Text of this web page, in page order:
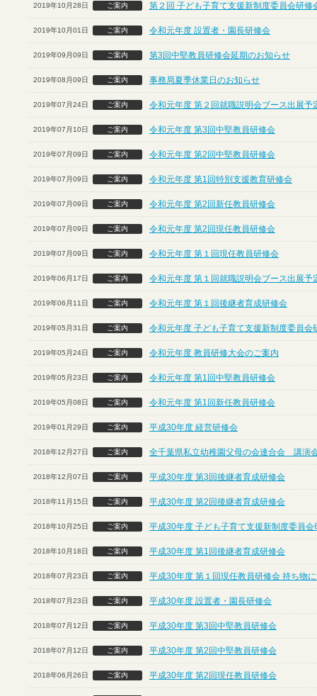
2019年10月28日 ご案内 第２回 子ども子育て支援新制度委員会研修
2019年10月01日 ご案内 令和元年度 設置者・園長研修会
2019年09月09日 ご案内 第3回中堅教員研修会延期のお知らせ
2019年08月09日 ご案内 事務局夏季休業日のお知らせ
2019年07月24日 ご案内 令和元年度 第２回就職説明会ブース出展
2019年07月10日 ご案内 令和元年度 第3回中堅教員研修会
2019年07月09日 ご案内 令和元年度 第2回中堅教員研修会
2019年07月09日 ご案内 令和元年度 第1回特別支援教育研修会
2019年07月09日 ご案内 令和元年度 第2回新任教員研修会
2019年07月09日 ご案内 令和元年度 第2回現任教員研修会
2019年07月09日 ご案内 令和元年度 第１回現任教員研修会
2019年06月17日 ご案内 令和元年度 第１回就職説明会ブース出展予
2019年06月11日 ご案内 令和元年度 第１回後継者育成研修会
2019年05月31日 ご案内 令和元年度 子ども子育て支援新制度委員会
2019年05月24日 ご案内 令和元年度 教員研修大会のご案内
2019年05月23日 ご案内 令和元年度 第1回中堅教員研修会
2019年05月08日 ご案内 令和元年度 第1回新任教員研修会
2019年01月29日 ご案内 平成30年度 経営研修会
2018年12月27日 ご案内 全千葉県私立幼稚園父母の会連合会 講演
2018年12月07日 ご案内 平成30年度 第3回後継者育成研修会
2018年11月15日 ご案内 平成30年度 第2回後継者育成研修会
2018年10月25日 ご案内 平成30年度 子ども子育て支援新制度委員会
2018年10月18日 ご案内 平成30年度 第1回後継者育成研修会
2018年07月23日 ご案内 平成30年度 第１回現任教員研修会 持ち物
2018年07月23日 ご案内 平成30年度 設置者・園長研修会
2018年07月12日 ご案内 平成30年度 第3回中堅教員研修会
2018年07月12日 ご案内 平成30年度 第2回中堅教員研修会
2018年06月26日 ご案内 平成30年度 第2回現任教員研修会